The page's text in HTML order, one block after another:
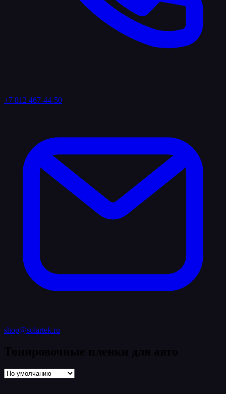
+7 812 467-44-50
shop@solartek.ru